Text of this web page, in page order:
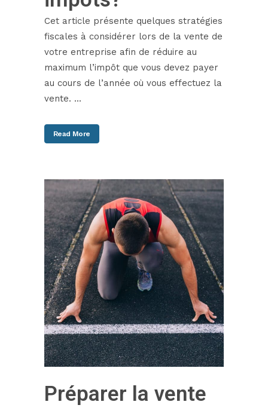
Cet article présente quelques stratégies
fiscales à considérer lors de la vente de
votre entreprise afin de réduire au
maximum l’impôt que vous devez payer
au cours de l’année où vous effectuez la
vente. ...
Read More
Préparer la vente